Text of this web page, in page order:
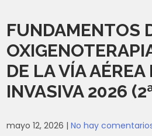
FUNDAMENTOS
DE LA VÍA AÉREA
INVASIVA 2026
mayo 12, 2026 |No hay